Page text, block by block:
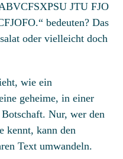
JTU FJO
bedeuten? Das
oder vielleicht doch
wie ein
geheime, in einer
Nur, wer den
kennt, kann den
Text umwandeln.